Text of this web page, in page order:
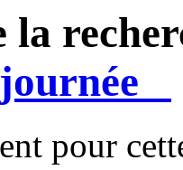
la
pour